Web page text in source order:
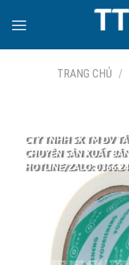
TRANG CHỦ /